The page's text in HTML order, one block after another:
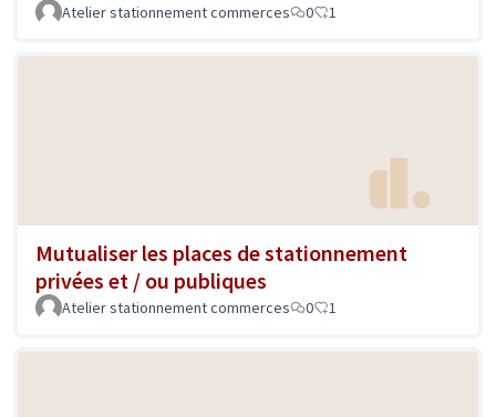
Atelier stationnement commerces 0 1
Mutualiser les places de stationnement
privées et / ou publiques
Atelier stationnement commerces 0 1